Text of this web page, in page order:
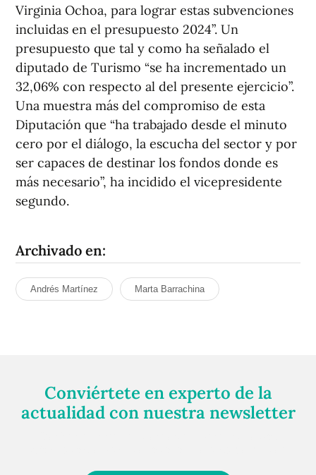
Virginia Ochoa, para lograr estas subvenciones
incluidas en el presupuesto 2024”. Un
presupuesto que tal y como ha señalado el
diputado de Turismo “se ha incrementado un
32,06% con respecto al del presente ejercicio”.
Una muestra más del compromiso de esta
Diputación que “ha trabajado desde el minuto
cero por el diálogo, la escucha del sector y por
ser capaces de destinar los fondos donde es
más necesario”, ha incidido el vicepresidente
segundo.
Archivado en:
Andrés Martínez Marta Barrachina
Conviértete en experto de la
actualidad con nuestra newsletter